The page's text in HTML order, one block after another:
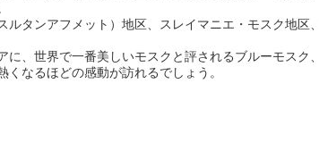
タンアフメット）地区、スレイマニエ・モスク地
、世界で一番美しいモスクと評されるブルーモス
なるほどの感動が訪れるでしょう。